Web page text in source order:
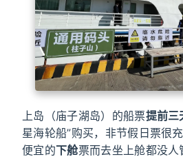
上岛（庙子湖岛）的船票提前三
星海轮船”购买，非节假日票很
便宜的下舱票而去坐上舱都没人